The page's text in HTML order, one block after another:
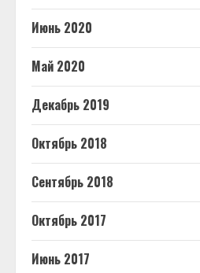
Июнь 2020
Май 2020
Декабрь 2019
Октябрь 2018
Сентябрь 2018
Октябрь 2017
Июнь 2017